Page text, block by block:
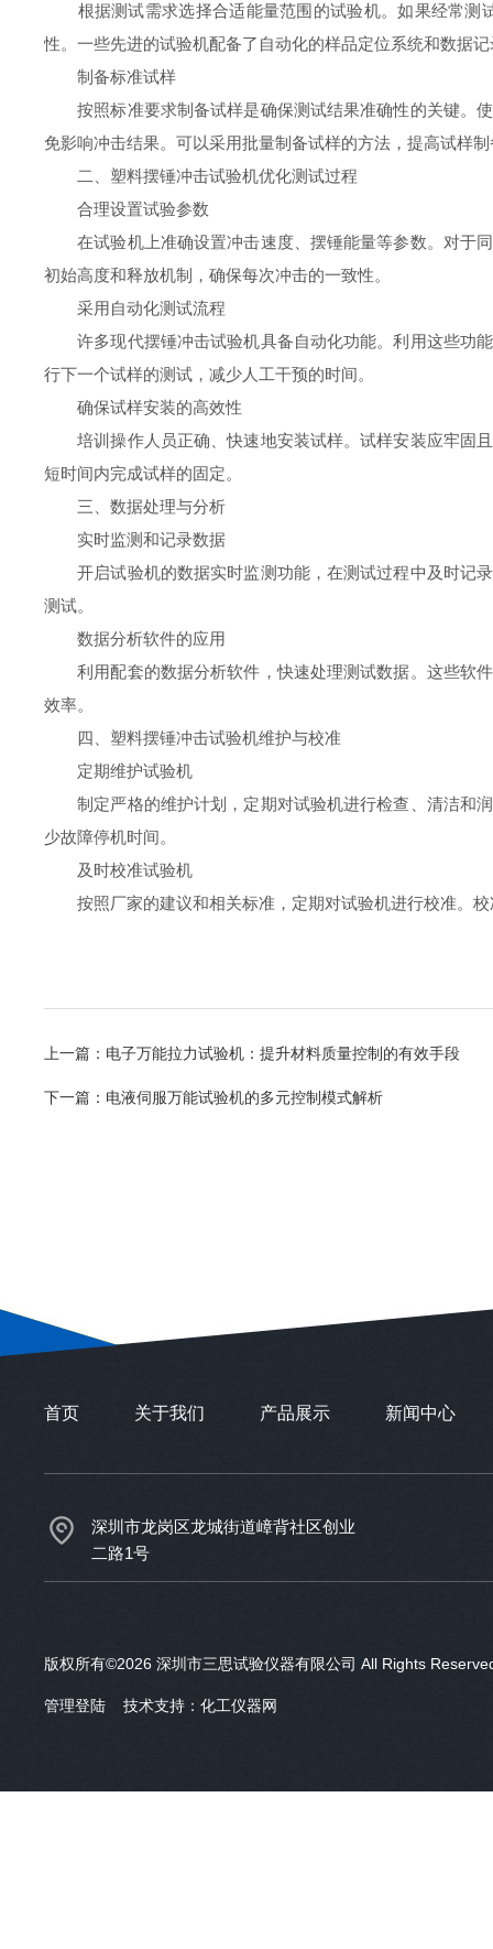
根据测试需求选择合适能量范围的试验机。如果经常测
性。一些先进的试验机配备了自动化的样品定位系统和数据
制备标准试样
按照标准要求制备试样是确保测试结果准确性的关键。使
免影响冲击结果。可以采用批量制备试样的方法，提高试样
二、塑料摆锤冲击试验机优化测试过程
合理设置试验参数
在试验机上准确设置冲击速度、摆锤能量等参数。对于同
初始高度和释放机制，确保每次冲击的一致性。
采用自动化测试流程
许多现代摆锤冲击试验机具备自动化功能。利用这些功能
行下一个试样的测试，减少人工干预的时间。
确保试样安装的高效性
培训操作人员正确、快速地安装试样。试样安装应牢固且
短时间内完成试样的固定。
三、数据处理与分析
实时监测和记录数据
开启试验机的数据实时监测功能，在测试过程中及时记录
测试。
数据分析软件的应用
利用配套的数据分析软件，快速处理测试数据。这些软件
效率。
四、塑料摆锤冲击试验机维护与校准
定期维护试验机
制定严格的维护计划，定期对试验机进行检查、清洁和润
少故障停机时间。
及时校准试验机
按照厂家的建议和相关标准，定期对试验机进行校准。校
上一篇： 电子万能拉力试验机：提升材料质量控制的有效手段
下一篇： 电液伺服万能试验机的多元控制模式解析
首页 关于我们 产品展示 新闻中心
深圳市龙岗区龙城街道嶂背社区创业
二路1号
版权所有©2026 深圳市三思试验仪器有限公司 All Rights
管理登陆 技术支持： 化工仪器网